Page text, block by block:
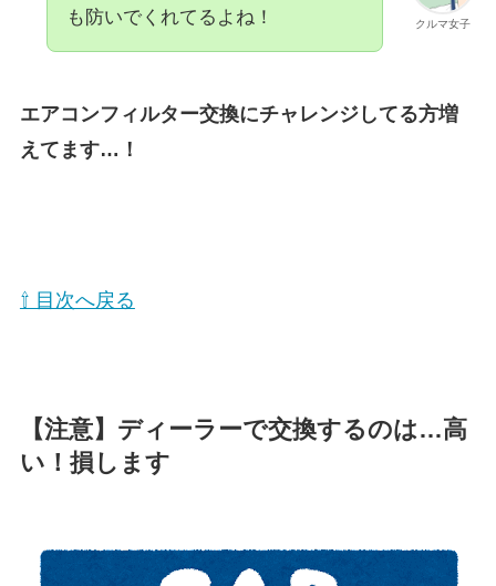
クルマ女子
も防いでくれてるよね！
エアコンフィルター交換にチャレンジしてる方増
えてます…！
⇧ 目次へ戻る
【注意】ディーラーで交換するのは…高
い！損します